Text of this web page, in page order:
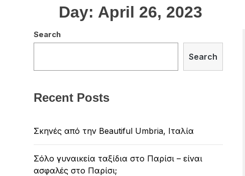
Day: April 26, 2023
Search
Search
Recent Posts
Σκηνές από την Beautiful Umbria, Ιταλία
Σόλο γυναικεία ταξίδια στο Παρίσι – είναι
ασφαλές στο Παρίσι;